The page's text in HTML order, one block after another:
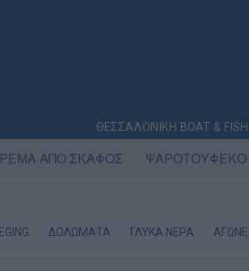
ΘΕΣΣΑΛΟΝΙΚΗ BOAT &
ΑΠΟ ΣΚΑΦΟΣ ΨΑΡΟΤΟΥΦΕΚΟ
EGING ΔΟΛΩΜΑΤΑ ΓΛΥΚΑ ΝΕΡΑ